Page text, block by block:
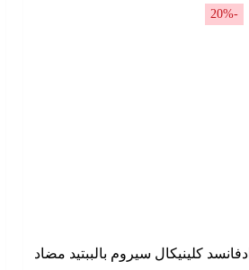
-20%
ادفانسد كلينيكال سيروم بالببتيد مضاد